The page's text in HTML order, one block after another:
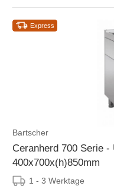
Express
Bartscher
Ceranherd 700 Serie
400x700x(h)850mm
1 - 3 Werktage